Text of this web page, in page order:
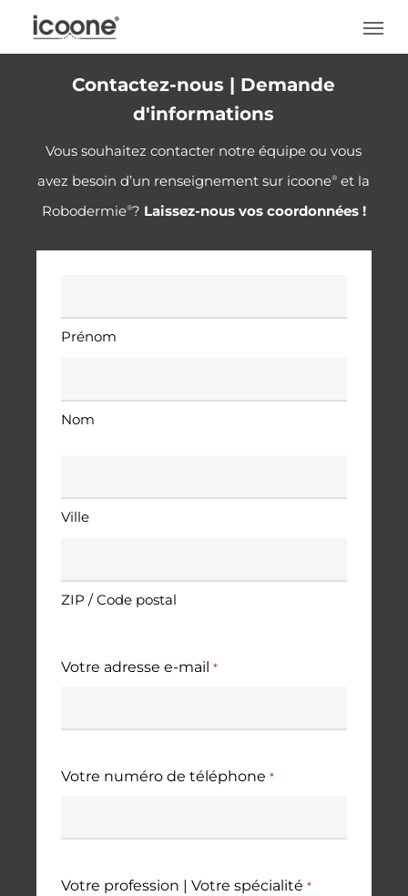
Contactez-nous | Demande
d'informations
Vous souhaitez contacter notre équipe ou vous
avez besoin d’un renseignement sur icoone® et la
Robodermie®? Laissez-nous vos coordonnées !
*
Prénom
Nom
*
Ville
ZIP / Code postal
Votre adresse e-mail *
Votre numéro de téléphone *
Votre profession | Votre spécialité *